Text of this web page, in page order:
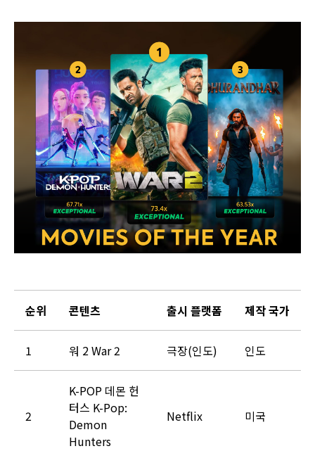
순위 콘텐츠 출시 플랫폼 제작 국가
1 워 2 War 2 극장(인도) 인도
2
K-POP 데몬 헌
터스 K-Pop:
Demon
Hunters
Netflix 미국